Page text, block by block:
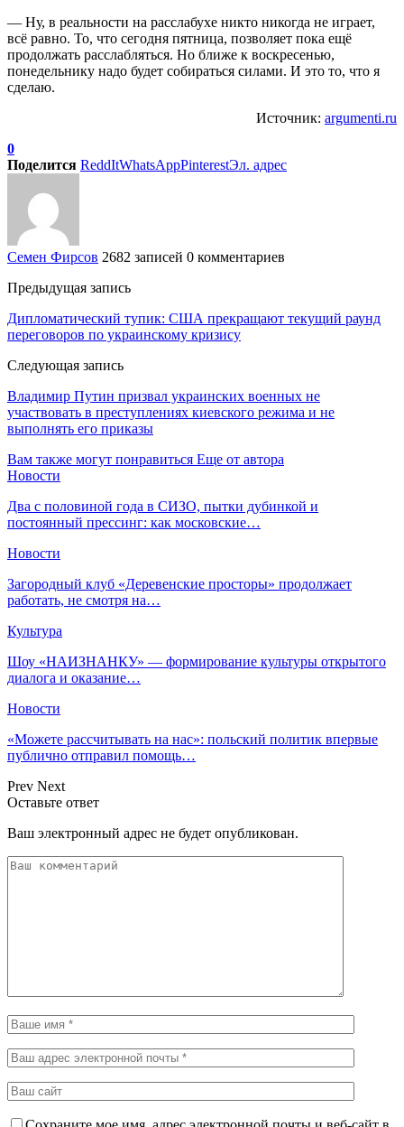
— Ну, в реальности на расслабухе никто никогда не играет,
всё равно. То, что сегодня пятница, позволяет пока ещё
продолжать расслабляться. Но ближе к воскресенью,
понедельнику надо будет собираться силами. И это то, что я
сделаю.
Источник: argumenti.ru
0
Поделится ReddItWhatsAppPinterestЭл. адрес
Семен Фирсов 2682 записей 0 комментариев
Предыдущая запись
Дипломатический тупик: США прекращают текущий раунд
переговоров по украинскому кризису
Следующая запись
Владимир Путин призвал украинских военных не
участвовать в преступлениях киевского режима и не
выполнять его приказы
Вам также могут понравиться Еще от автора
Новости
Два с половиной года в СИЗО, пытки дубинкой и
постоянный прессинг: как московские…
Новости
Загородный клуб «Деревенские просторы» продолжает
работать, не смотря на…
Культура
Шоу «НАИЗНАНКУ» — формирование культуры открытого
диалога и оказание…
Новости
«Можете рассчитывать на нас»: польский политик впервые
публично отправил помощь…
Prev Next
Оставьте ответ
Ваш электронный адрес не будет опубликован.